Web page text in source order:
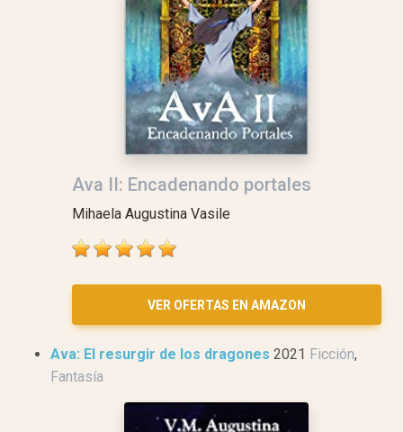
Ava II: Encadenando portales
Mihaela Augustina Vasile
VER OFERTAS EN AMAZON
Ava: El resurgir de los dragones 2021 Ficción,
Fantasía